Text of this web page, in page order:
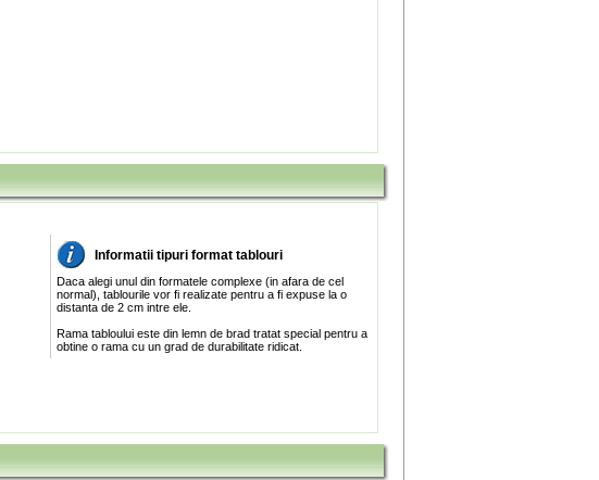
Informatii tipuri format tablouri
Daca alegi unul din formatele complexe (in afara de cel
normal), tablourile vor fi realizate pentru a fi expuse la o
distanta de 2 cm intre ele.
Rama tabloului este din lemn de brad tratat special pentru a
obtine o rama cu un grad de durabilitate ridicat.